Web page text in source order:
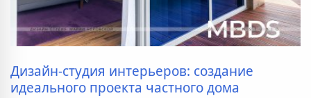
Дизайн-студия интерьеров: создание
идеального проекта частного дома